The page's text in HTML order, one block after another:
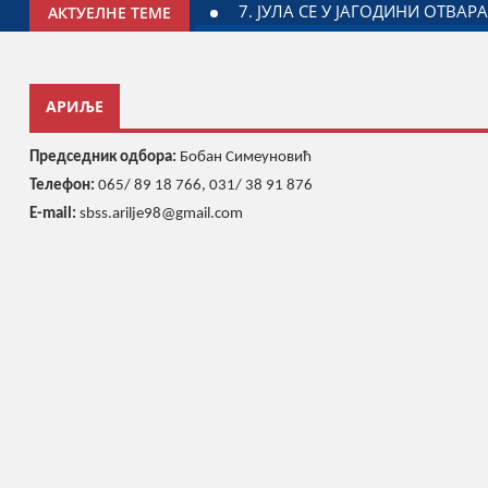
АКТУЕЛНЕ ТЕМЕ
ПАРК ДРАГАН МАРКОВИЋ ПАЛМА МИНИСТАР
АРИЉЕ
Председник одбора: Бобан Симеуновић
Телефон: 065/ 89 18 766, 031/ 38 91 876
E-mail: sbss.arilje98@gmail.com